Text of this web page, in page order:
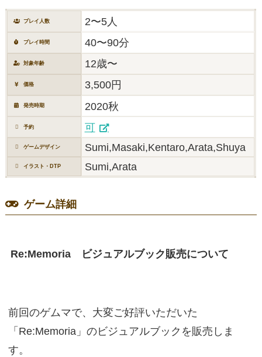
プレイ人数 2〜5人
プレイ時間 40〜90分
対象年齢 12歳〜
価格 3,500円
発売時期 2020秋
予約 可
ゲームデザイン Sumi,Masaki,Kentaro,Arata,Shuya
イラスト・DTP Sumi,Arata
ゲーム詳細
Re:Memoria ビジュアルブック販売について
前回のゲムマで、大変ご好評いただいた
「Re:Memoria」のビジュアルブックを販売しま
す。